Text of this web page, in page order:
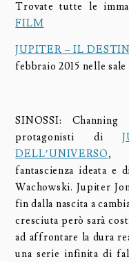
Trovate tutte le
FILM
JUPITER – IL
febbraio 2015 nelle
SINOSSI:
protagonisti di
DELL’UNIVERSO,
fantascienza ideata e
Wachowski. Jupiter
fin dalla nascita a
cresciuta però sarà
ad affrontare la dura
una serie infinita di